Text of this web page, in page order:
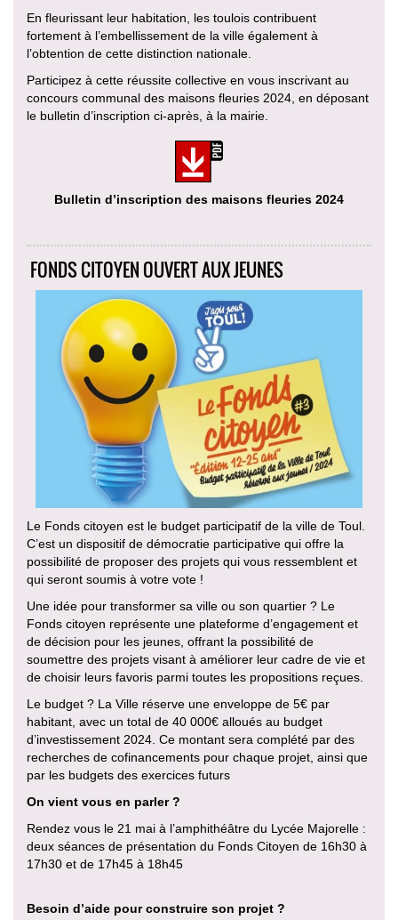
En fleurissant leur habitation, les toulois contribuent
fortement à l’embellissement de la ville également à
l’obtention de cette distinction nationale.
Participez à cette réussite collective en vous inscrivant au
concours communal des maisons fleuries 2024, en déposant
le bulletin d’inscription ci-après, à la mairie.
Bulletin d’inscription des maisons fleuries 2024
FONDS CITOYEN OUVERT AUX JEUNES
Le Fonds citoyen est le budget participatif de la ville de Toul.
C’est un dispositif de démocratie participative qui offre la
possibilité de proposer des projets qui vous ressemblent et
qui seront soumis à votre vote !
Une idée pour transformer sa ville ou son quartier ? Le
Fonds citoyen représente une plateforme d’engagement et
de décision pour les jeunes, offrant la possibilité de
soumettre des projets visant à améliorer leur cadre de vie et
de choisir leurs favoris parmi toutes les propositions reçues.
Le budget ? La Ville réserve une enveloppe de 5€ par
habitant, avec un total de 40 000€ alloués au budget
d’investissement 2024. Ce montant sera complété par des
recherches de cofinancements pour chaque projet, ainsi que
par les budgets des exercices futurs
On vient vous en parler ?
Rendez vous le 21 mai à l’amphithéâtre du Lycée Majorelle :
deux séances de présentation du Fonds Citoyen de 16h30 à
17h30 et de 17h45 à 18h45
Besoin d’aide pour construire son projet ?